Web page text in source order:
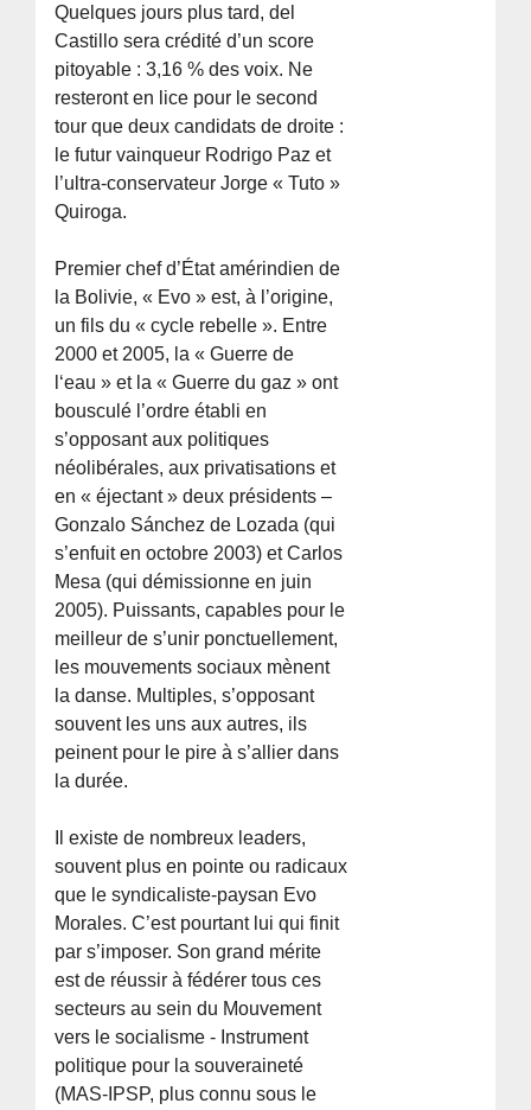
Quelques jours plus tard, del
Castillo sera crédité d’un score
pitoyable : 3,16 % des voix. Ne
resteront en lice pour le second
tour que deux candidats de droite :
le futur vainqueur Rodrigo Paz et
l’ultra-conservateur Jorge « Tuto »
Quiroga.
Premier chef d’État amérindien de
la Bolivie, « Evo » est, à l’origine,
un fils du « cycle rebelle ». Entre
2000 et 2005, la « Guerre de
l‘eau » et la « Guerre du gaz » ont
bousculé l’ordre établi en
s’opposant aux politiques
néolibérales, aux privatisations et
en « éjectant » deux présidents –
Gonzalo Sánchez de Lozada (qui
s’enfuit en octobre 2003) et Carlos
Mesa (qui démissionne en juin
2005). Puissants, capables pour le
meilleur de s’unir ponctuellement,
les mouvements sociaux mènent
la danse. Multiples, s’opposant
souvent les uns aux autres, ils
peinent pour le pire à s’allier dans
la durée.
Il existe de nombreux leaders,
souvent plus en pointe ou radicaux
que le syndicaliste-paysan Evo
Morales. C’est pourtant lui qui finit
par s’imposer. Son grand mérite
est de réussir à fédérer tous ces
secteurs au sein du Mouvement
vers le socialisme - Instrument
politique pour la souveraineté
(MAS-IPSP, plus connu sous le